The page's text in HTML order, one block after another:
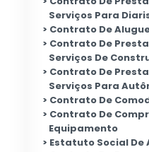
Serviços Para
Contrato De
Contrato De
Serviços De
Contrato De
Serviços Para
Contrato De
Contrato De
Equipamento
Estatuto Social De